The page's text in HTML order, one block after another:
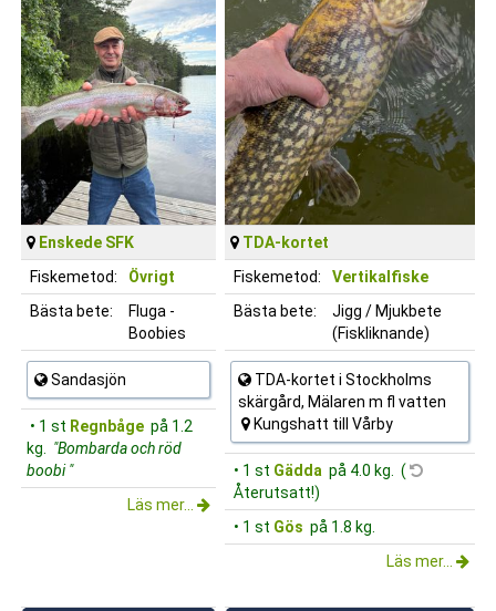
Enskede SFK
Fiskemetod:
Övrigt
Bästa bete:
Fluga -
Boobies
Sandasjön
• 1 st Regnbåge på 1.2
kg.
"Bombarda och röd
boobi "
Läs mer...
TDA-kortet
Fiskemetod:
Vertikalfiske
Bästa bete:
Jigg / Mjukbete
(Fiskliknande)
TDA-kortet i Stockholms
skärgård, Mälaren m fl vatten
Kungshatt till Vårby
• 1 st Gädda på 4.0 kg. (
Återutsatt!)
• 1 st Gös på 1.8 kg.
Läs mer...